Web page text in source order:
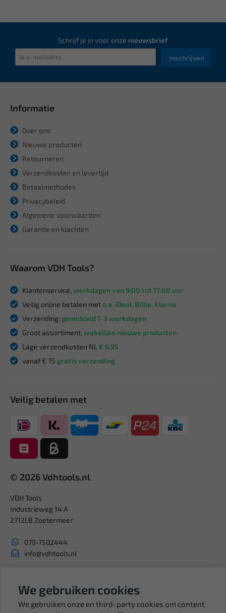
Schrijf je in voor onze nieuwsbrief
Inschrijven
Informatie
Over ons
Nieuwe producten
Retourneren
Verzendkosten en levertijd
Betaalmethodes
Privacybeleid
Algemene voorwaarden
Garantie en klachten
Waarom VDH Tools?
Klantenservice, werkdagen van 9:00 tot 17:00 uur
Veilig online betalen meto.a. iDeal, Billie, Klarna
Verzending: gemiddeld 1-3 werkdagen
Groot assortiment, wekelijks nieuwe producten
Lage verzendkosten NL € 6,95
vanaf € 75 gratis verzending
Veilig betalen met
© 2026 Vdhtools.nl
VDH Tools
Industrieweg 14 A
2712LB Zoetermeer
079-7502444
info@vdhtools.nl
BTW: NL819958657B01
We gebruiken cookies
We gebruiken onze en third-party cookies om content